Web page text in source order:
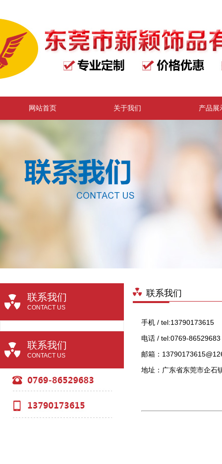
网站首页 关于我们 产品展
联系我们
CONTACT US
联系我们
CONTACT US
联系我们
手机 / tel:13790173615
电话 / tel:0769-86529683
邮箱：
地址：广东省东莞市企石